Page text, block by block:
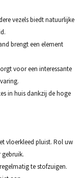
vezels biedt natuurlijke
brengt een element
voor een interessante
in huis dankzij de hoge
vloerkleed pluist. Rol uw
te stofzuigen.